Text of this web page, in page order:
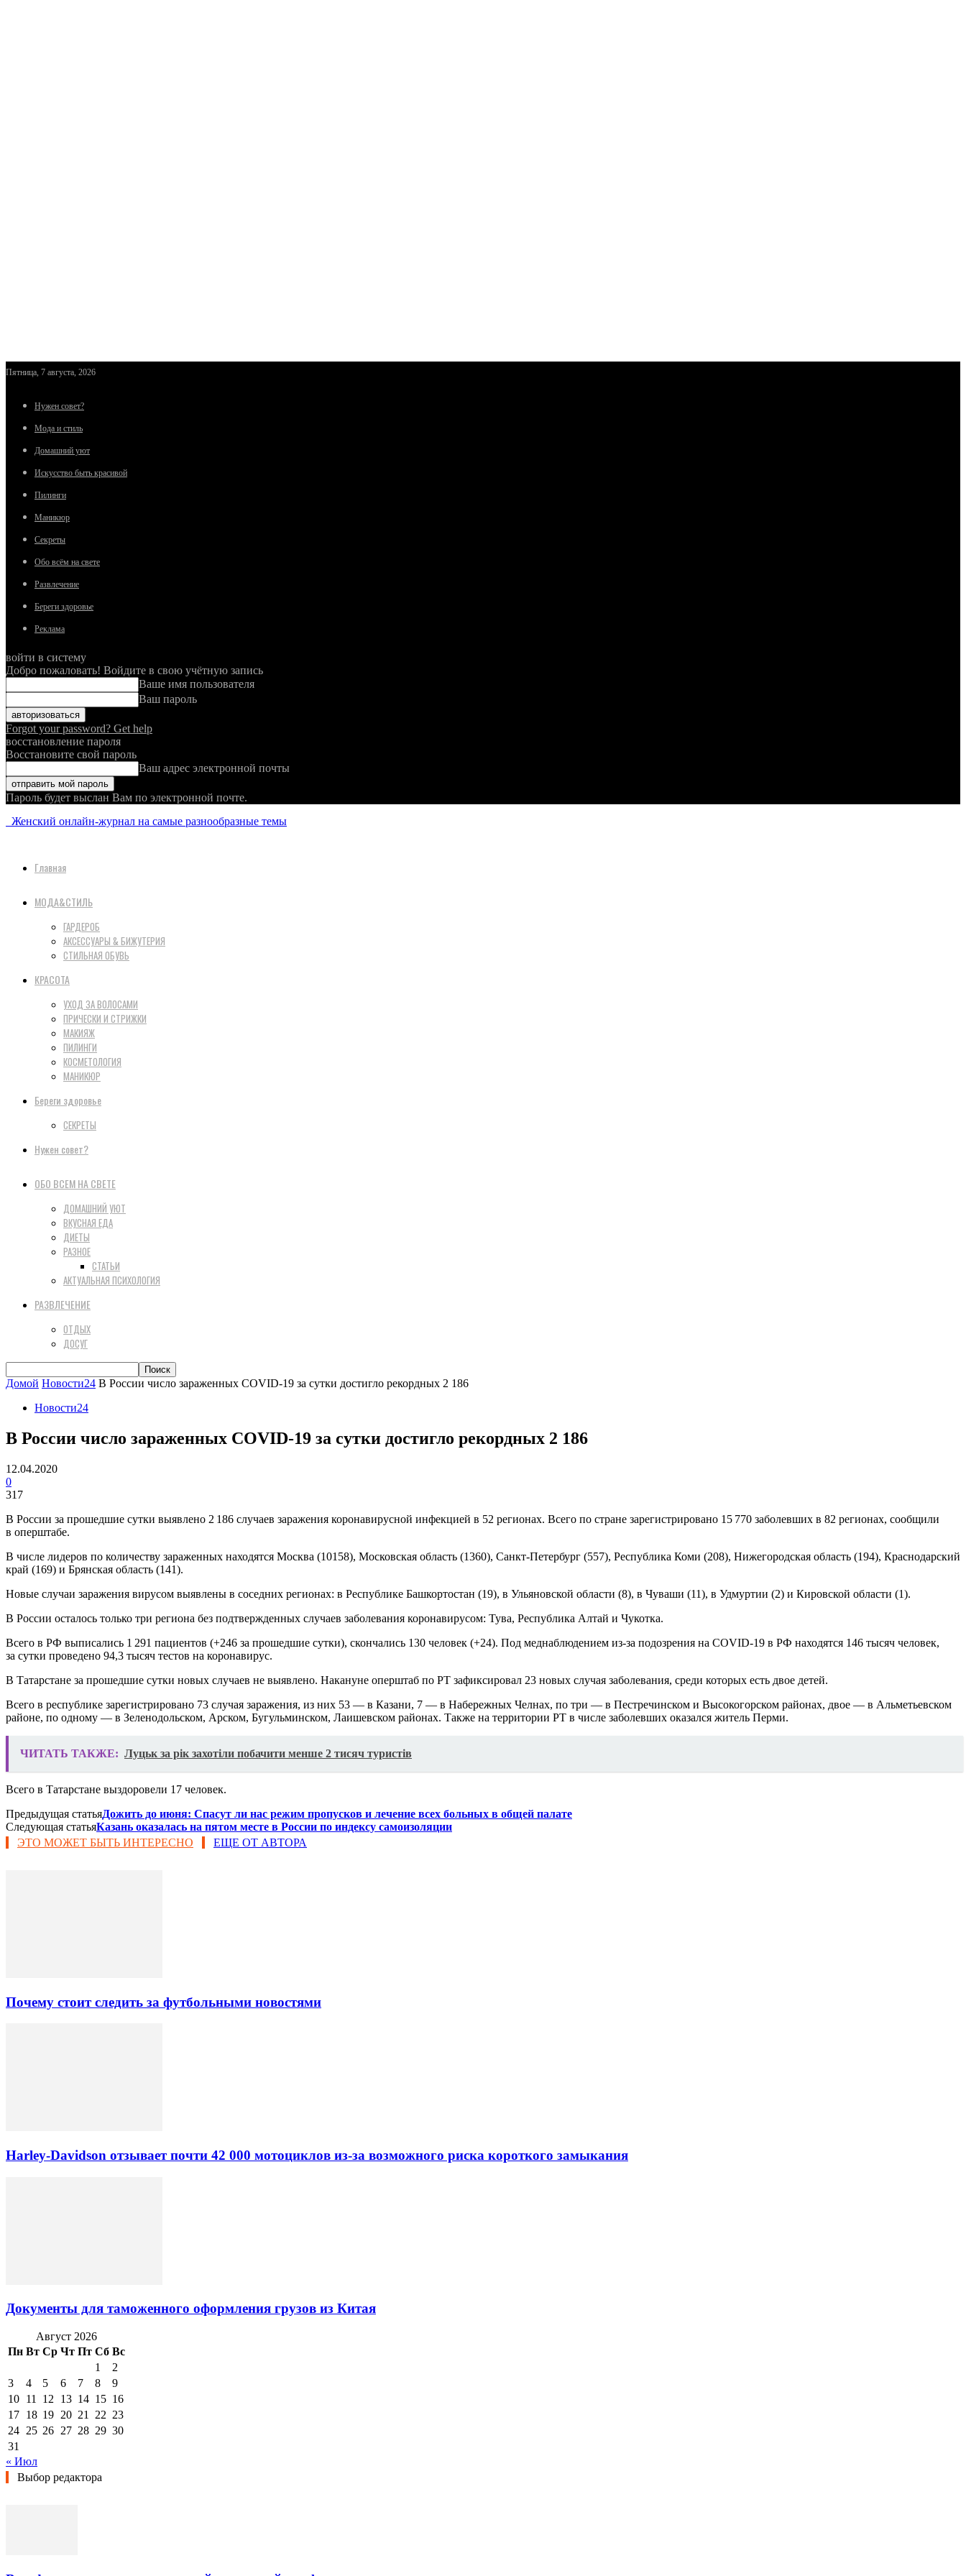
Пятница, 7 августа, 2026
Нужен совет?
Мода и стиль
Домашний уют
Искусство быть красивой
Пилинги
Маникюр
Секреты
Обо всём на свете
Развлечение
Береги здоровье
Реклама
войти в систему
Добро пожаловать! Войдите в свою учётную запись
Ваше имя пользователя
Ваш пароль
Forgot your password? Get help
восстановление пароля
Восстановите свой пароль
Ваш адрес электронной почты
Пароль будет выслан Вам по электронной почте.
Женский онлайн-журнал на самые разнообразные темы
Главная
МОДА&СТИЛЬ
ГАРДЕРОБ
АКСЕССУАРЫ & БИЖУТЕРИЯ
СТИЛЬНАЯ ОБУВЬ
КРАСОТА
УХОД ЗА ВОЛОСАМИ
ПРИЧЕСКИ И СТРИЖКИ
МАКИЯЖ
ПИЛИНГИ
КОСМЕТОЛОГИЯ
МАНИКЮР
Береги здоровье
СЕКРЕТЫ
Нужен совет?
ОБО ВСЕМ НА СВЕТЕ
ДОМАШНИЙ УЮТ
ВКУСНАЯ ЕДА
ДИЕТЫ
РАЗНОЕ
СТАТЬИ
АКТУАЛЬНАЯ ПСИХОЛОГИЯ
РАЗВЛЕЧЕНИЕ
ОТДЫХ
ДОСУГ
Домой Новости24 В России число зараженных СOVID-19 за сутки достигло рекордных 2 186
Новости24
В России число зараженных СOVID-19 за сутки достигло рекордных 2 186
12.04.2020
0
317
В России за прошедшие сутки выявлено 2 186 случаев заражения коронавирусной инфекцией в 52 регионах. Всего по стране зарегистрировано 15 770 заболевших в 82 регионах, сообщили
в оперштабе.
В числе лидеров по количеству зараженных находятся Москва (10158), Московская область (1360), Санкт-Петербург (557), Республика Коми (208), Нижегородская область (194), Краснодарский
край (169) и Брянская область (141).
Новые случаи заражения вирусом выявлены в соседних регионах: в Республике Башкортостан (19), в Ульяновской области (8), в Чуваши (11), в Удмуртии (2) и Кировской области (1).
В России осталось только три региона без подтвержденных случаев заболевания коронавирусом: Тува, Республика Алтай и Чукотка.
Всего в РФ выписались 1 291 пациентов (+246 за прошедшие сутки), скончались 130 человек (+24). Под меднаблюдением из-за подозрения на СOVID-19 в РФ находятся 146 тысяч человек,
за сутки проведено 94,3 тысяч тестов на коронавирус.
В Татарстане за прошедшие сутки новых случаев не выявлено. Накануне оперштаб по РТ зафиксировал 23 новых случая заболевания, среди которых есть двое детей.
Всего в республике зарегистрировано 73 случая заражения, из них 53 — в Казани, 7 — в Набережных Челнах, по три — в Пестречинском и Высокогорском районах, двое — в Альметьевском
районе, по одному — в Зеленодольском, Арском, Бугульминском, Лаишевском районах. Также на территории РТ в числе заболевших оказался житель Перми.
ЧИТАТЬ ТАКЖЕ: Луцьк за рік захотіли побачити менше 2 тисяч туристів
Всего в Татарстане выздоровели 17 человек.
Предыдущая статьяДожить до июня: Спасут ли нас режим пропусков и лечение всех больных в общей палате
Следующая статьяКазань оказалась на пятом месте в России по индексу самоизоляции
ЭТО МОЖЕТ БЫТЬ ИНТЕРЕСНО
ЕЩЕ ОТ АВТОРА
Почему стоит следить за футбольными новостями
Harley-Davidson отзывает почти 42 000 мотоциклов из-за возможного риска короткого замыкания
Документы для таможенного оформления грузов из Китая
Август 2026
Пн Вт Ср Чт Пт Сб Вс
1
2
3
4 5 6 7 8
9
10 11 12 13 14 15 16
17 18 19 20 21 22 23
24 25 26 27 28 29 30
31
« Июл
Выбор редактора